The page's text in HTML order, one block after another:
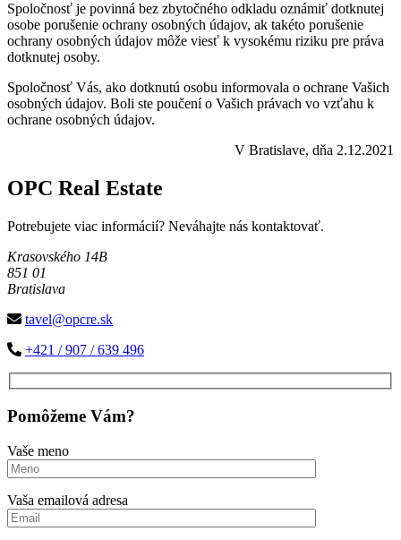
Spoločnosť je povinná bez zbytočného odkladu oznámiť dotknutej
osobe porušenie ochrany osobných údajov, ak takéto porušenie
ochrany osobných údajov môže viesť k vysokému riziku pre práva
dotknutej osoby.
Spoločnosť Vás, ako dotknutú osobu informovala o ochrane Vašich
osobných údajov. Boli ste poučení o Vašich právach vo vzťahu k
ochrane osobných údajov.
V Bratislave, dňa 2.12.2021
OPC Real Estate
Potrebujete viac informácií? Neváhajte nás kontaktovať.
Krasovského 14B
851 01
Bratislava
tavel@opcre.sk
+421 / 907 / 639 496
Pomôžeme Vám?
Vaše meno
Vaša emailová adresa